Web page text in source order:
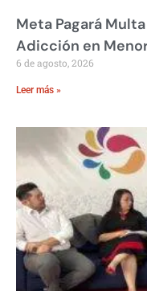
Meta Pagará
Adicción en
6 de agosto, 2026
Leer más »